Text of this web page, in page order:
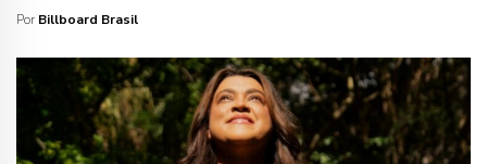
Por Billboard Brasil